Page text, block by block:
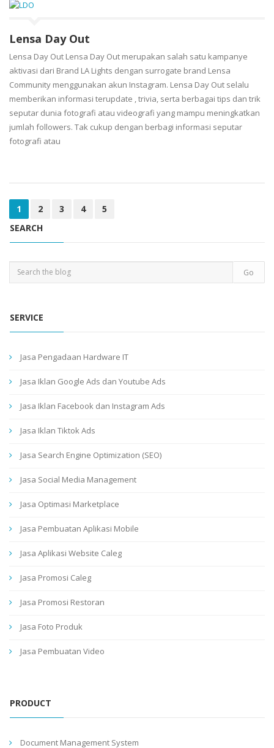
Lensa Day Out
Lensa Day Out Lensa Day Out merupakan salah satu kampanye
aktivasi dari Brand LA Lights dengan surrogate brand Lensa
Community menggunakan akun Instagram. Lensa Day Out selalu
memberikan informasi terupdate , trivia, serta berbagai tips dan trik
seputar dunia fotografi atau videografi yang mampu meningkatkan
jumlah followers. Tak cukup dengan berbagi informasi seputar
fotografi atau
1 2 3 4
5
SEARCH
SERVICE
Jasa Pengadaan Hardware IT
Jasa Iklan Google Ads dan Youtube Ads
Jasa Iklan Facebook dan Instagram Ads
Jasa Iklan Tiktok Ads
Jasa Search Engine Optimization (SEO)
Jasa Social Media Management
Jasa Optimasi Marketplace
Jasa Pembuatan Aplikasi Mobile
Jasa Aplikasi Website Caleg
Jasa Promosi Caleg
Jasa Promosi Restoran
Jasa Foto Produk
Jasa Pembuatan Video
PRODUCT
Document Management System